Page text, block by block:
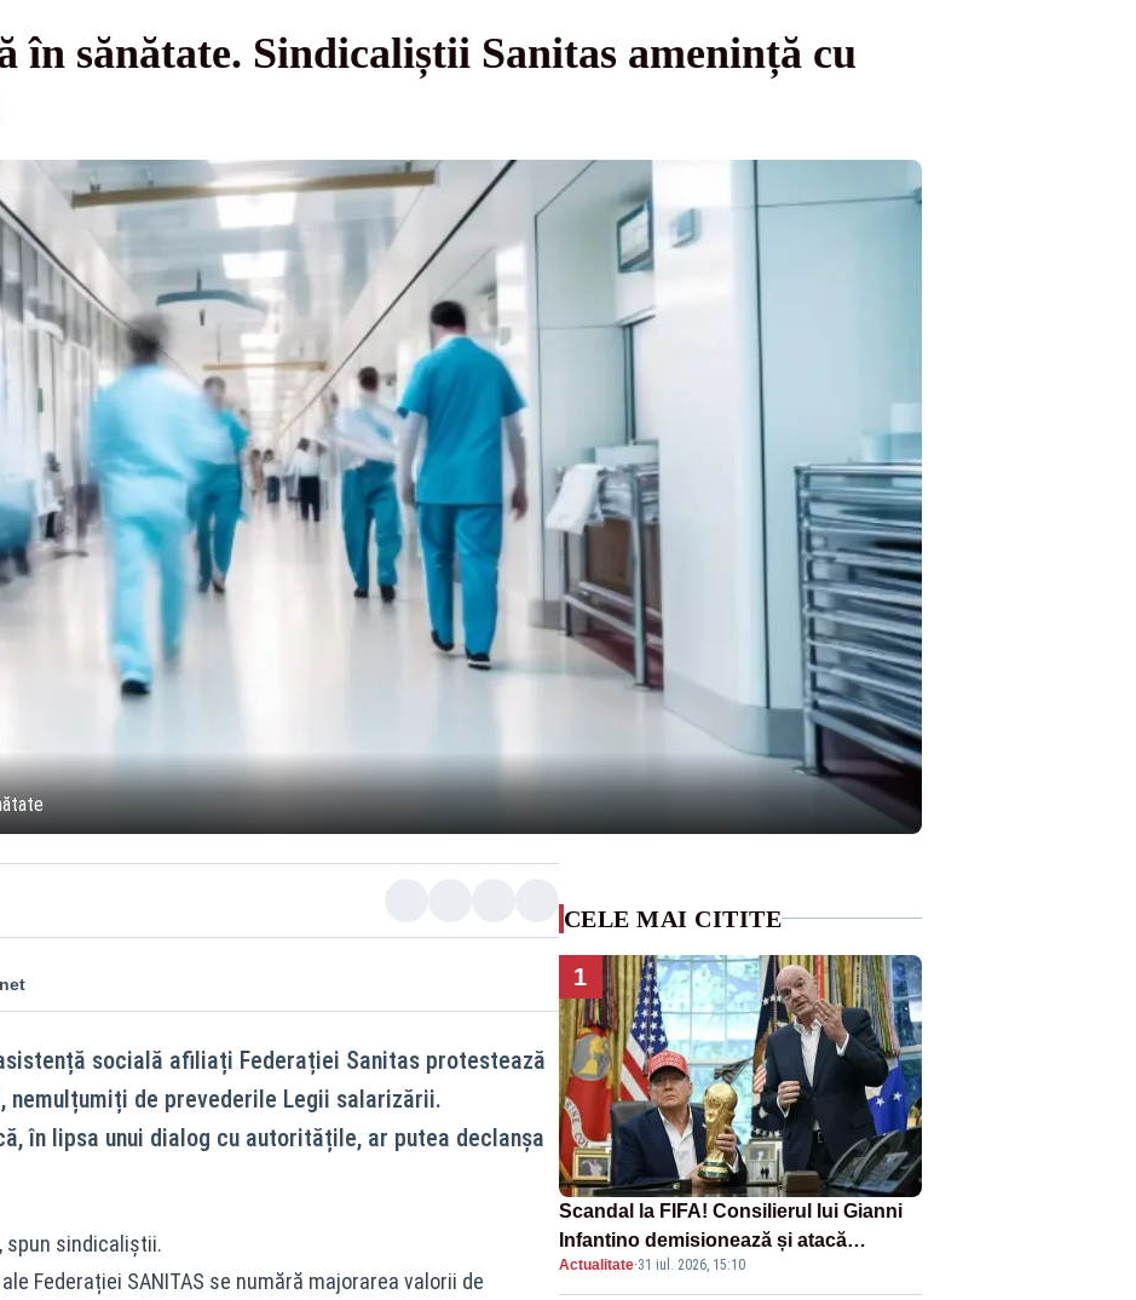
în sănătate. Sindicaliștii Sanitas amenință cu
socială afiliați Federației Sanitas protestează
nemulțumiți de prevederile Legii salarizării.
în lipsa unui dialog cu autoritățile, ar putea declanșa
spun sindicaliştii.
Federației SANITAS se numără majorarea valorii de
CELE MAI CITITE
1
Scandal la FIFA! Consilierul lui Gianni
Infantino demisionează și atacă
proiectul privind investitorii străini
Actualitate·31 iul. 2026, 15:10